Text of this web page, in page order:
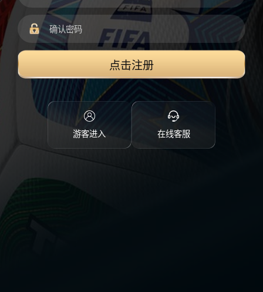
点击注册
游客进入 在线客服